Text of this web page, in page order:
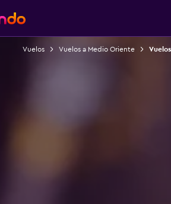
Vuelos Vuelos a Medio Oriente